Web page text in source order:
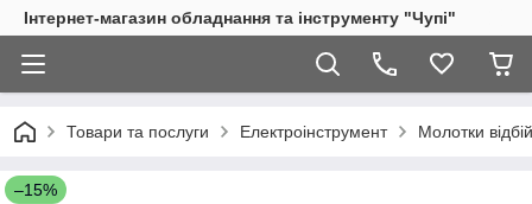
Інтернет-магазин обладнання та інструменту "Чупі"
Товари та послуги Електроінструмент Молотки
–15%